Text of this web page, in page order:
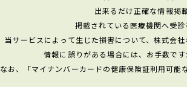
出来るだけ正確な情報掲
掲載されている医療機関へ受
当サービスによって生じた損害について、株式会
情報に誤りがある場合には、お手数で
なお、「マイナンバーカードの健康保険証利用可能